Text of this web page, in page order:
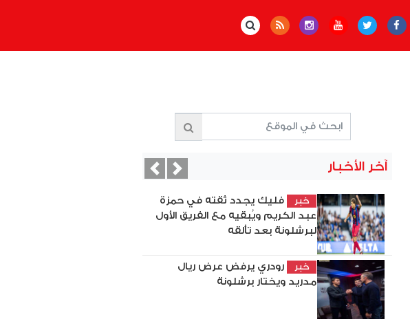
آخر الأخبار
خبر
فليك يجدد ثقته في حمزة
عبد الكريم ويُبقيه مع الفريق الأول
لبرشلونة بعد تألقه
خبر
رودري يرفض عرض ريال
مدريد ويختار برشلونة
PreviousNext